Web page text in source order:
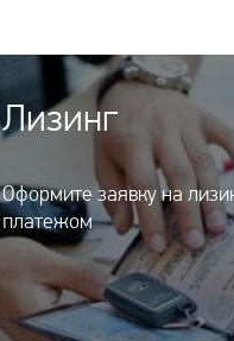
Лизинг
Оформите заявку на
платежом